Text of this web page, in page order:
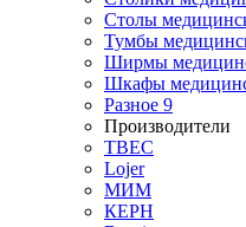
Столы
Тумбы
Ширмы
Шкафы
Разное 9
Производители
ТВЕС
Lojer
МИМ
КЕРН